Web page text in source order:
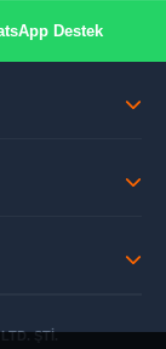
Destek
ŞTİ.